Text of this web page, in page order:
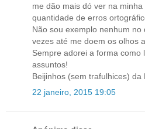
me dão mais dó ver na
quantidade de erros
Não sou exemplo nenhum
vezes até me doem os olhos
Sempre adorei a forma como
assuntos!
Beijinhos (sem trafulhices) da
22 janeiro, 2015 19:05